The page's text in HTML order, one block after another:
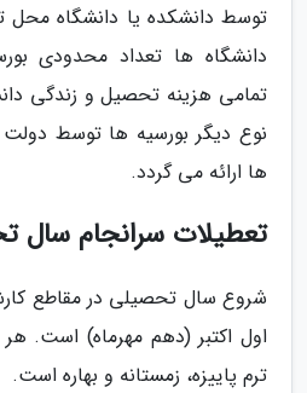
توسط دانشکده یا دانشگاه
دانشگاه ها تعداد محدودی
تمامی هزینه تحصیل و زندگی
نوع دیگر بورسیه ها توسط
ها ارائه می گردد.
تعطیلات سرانجام سال
شروع سال تحصیلی در مقاطع
اول اکتبر (دهم مهرماه) است.
ترم پاییزه، زمستانه و بهاره است.